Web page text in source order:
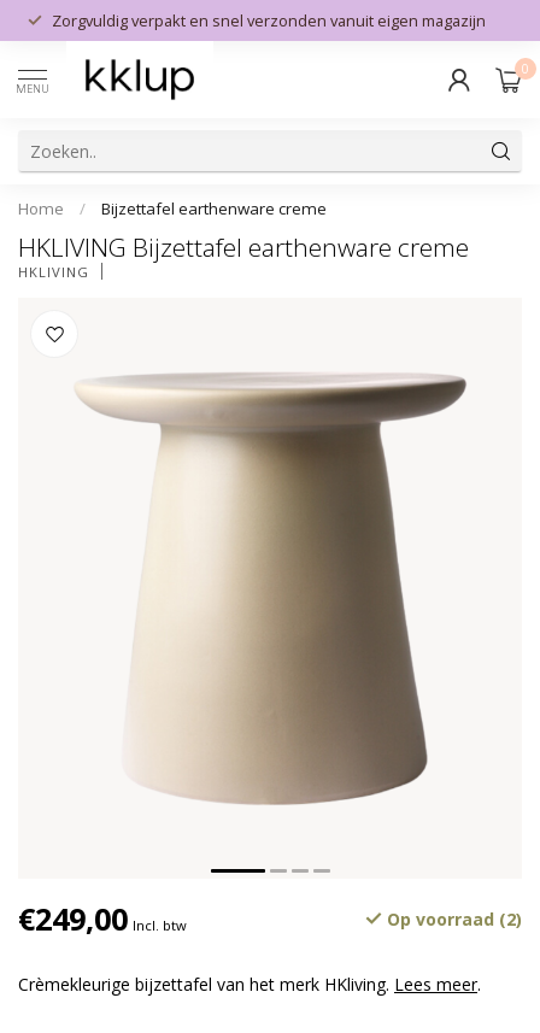
Zorgvuldig verpakt en snel verzonden vanuit eigen magazijn
MENU
0
Home / Bijzettafel earthenware creme
HKLIVING Bijzettafel earthenware creme
HKLIVING
€249,00 Incl. btw Op voorraad (2)
Crèmekleurige bijzettafel van het merk HKliving. Lees meer.